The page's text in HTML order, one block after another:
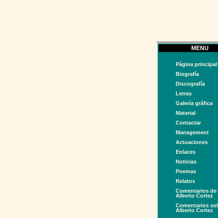
MENU
Página principal
Biografía
Discografía
Letras
Galería gráfica
Material
Contactar
Management
Actuaciones
Enlaces
Noticias
Poemas
Relatos
Comentarios de
Alberto Cortez
Comentarios
Alberto Cortez